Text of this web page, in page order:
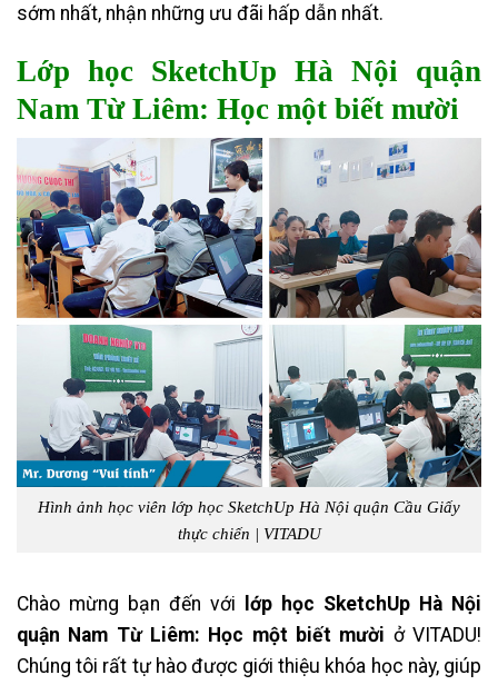
sớm nhất, nhận những ưu đãi hấp dẫn nhất.
Lớp học SketchUp Hà Nội quận
Nam Từ Liêm: Học một biết mười
Hình ảnh học viên lớp học SketchUp Hà Nội quận Cầu Giấy
thực chiến | VITADU
Chào mừng bạn đến với
lớp học SketchUp Hà Nội
quận Nam Từ Liêm: Học một biết mười ở VITADU!
Chúng tôi rất tự hào được giới thiệu khóa học này, giúp